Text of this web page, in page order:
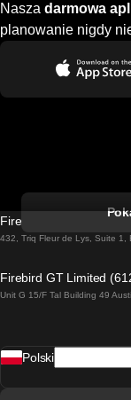
Nasza darmowa
planowanie nigdy
Firebird GT Limited
432, Triq Fleur de Lys, Suite 1,
Firebird GT Limited
Unit G 15/F Tal Building 49
Polski